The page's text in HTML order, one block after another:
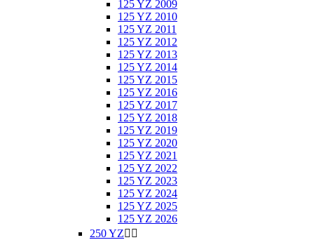
125 YZ 2009
125 YZ 2010
125 YZ 2011
125 YZ 2012
125 YZ 2013
125 YZ 2014
125 YZ 2015
125 YZ 2016
125 YZ 2017
125 YZ 2018
125 YZ 2019
125 YZ 2020
125 YZ 2021
125 YZ 2022
125 YZ 2023
125 YZ 2024
125 YZ 2025
125 YZ 2026
250 YZ 